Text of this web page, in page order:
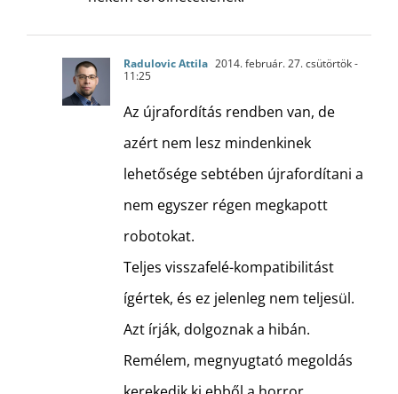
Radulovic Attila 2014. február. 27. csütörtök -
11:25
Az újrafordítás rendben van, de
azért nem lesz mindenkinek
lehetősége sebtében újrafordítani a
nem egyszer régen megkapott
robotokat.
Teljes visszafelé-kompatibilitást
ígértek, és ez jelenleg nem teljesül.
Azt írják, dolgoznak a hibán.
Remélem, megnyugtató megoldás